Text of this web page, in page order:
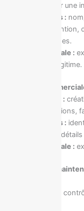
organiser une
Données :
d’échanges.
Base légale :
intérêt légitime.
4.2 Gestion
Finalités :
interventions,
Données :
contact,
Base légale :
4.3 Installation,
(vidéosurveillance,